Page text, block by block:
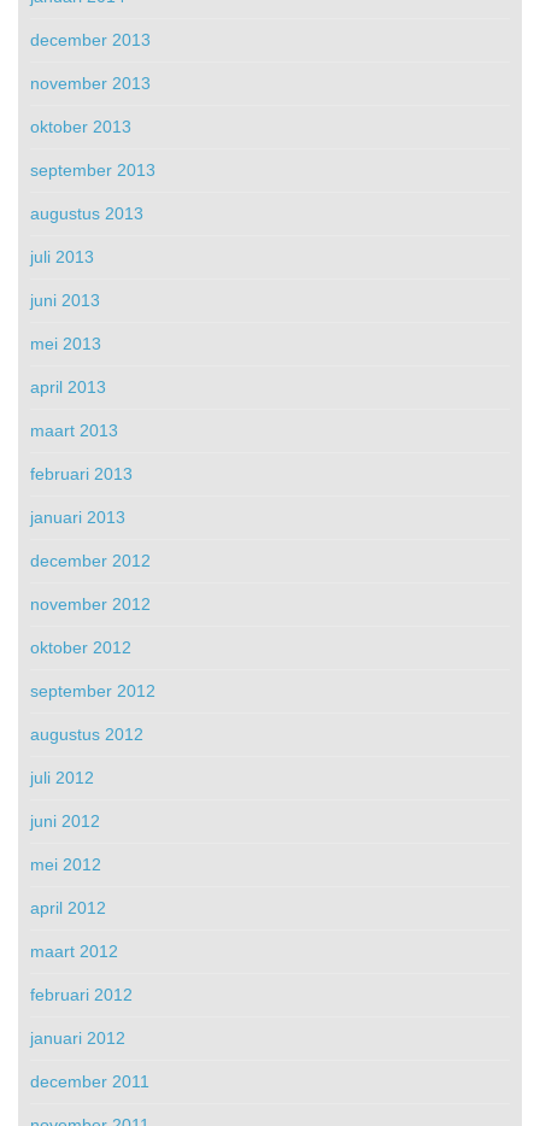
december 2013
november 2013
oktober 2013
september 2013
augustus 2013
juli 2013
juni 2013
mei 2013
april 2013
maart 2013
februari 2013
januari 2013
december 2012
november 2012
oktober 2012
september 2012
augustus 2012
juli 2012
juni 2012
mei 2012
april 2012
maart 2012
februari 2012
januari 2012
december 2011